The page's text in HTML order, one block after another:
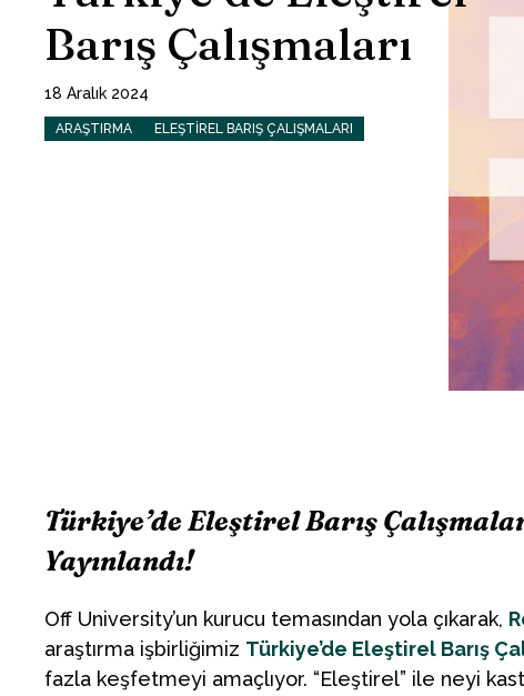
Barış Çalışmaları
18 Aralık 2024
ARAŞTIRMA ELEŞTIREL BARIŞ ÇALIŞMALARI
Türkiye’de Eleştirel Barış
Yayınlandı!
Off University’un kurucu temasından yola çıkarak,
araştırma işbirliğimiz Türkiye’de Eleştirel Barış
fazla keşfetmeyi amaçlıyor. “Eleştirel” ile neyi